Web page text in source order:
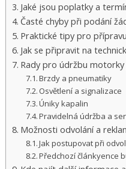
Jaké jsou poplatky a
Časté chyby při podání
Praktické tipy pro
Jak se připravit na
Rady pro údržbu motorky
Brzdy a pneumatiky
Osvětlení a signalizace
Úniky kapalin
Pravidelná údržba a
Možnosti odvolání a
Jak postupovat při
Předchozí článkyence